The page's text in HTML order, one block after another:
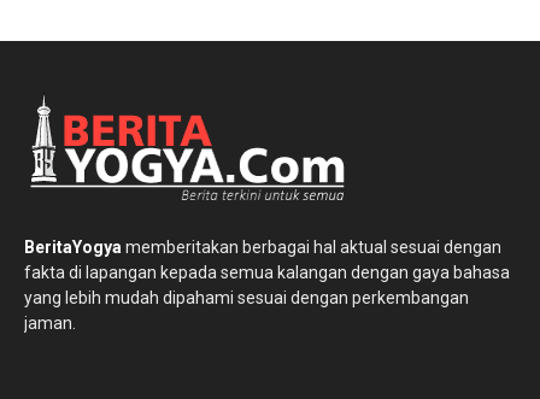
BeritaYogyamemberitakan berbagai hal aktual sesuai dengan
fakta di lapangan kepada semua kalangan dengan gaya bahasa
yang lebih mudah dipahami sesuai dengan perkembangan
jaman.